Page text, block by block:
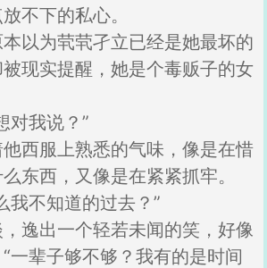
不下的私心。
以为茕茕孑立已经是她最坏的
现实提醒，她是个毒贩子的女
对我说？”
西服上熟悉的气味，像是在惜
东西，又像是在紧紧抓牢。
我不知道的过去？”
逸出一个轻若未闻的笑，好像
一辈子够不够？我有的是时间